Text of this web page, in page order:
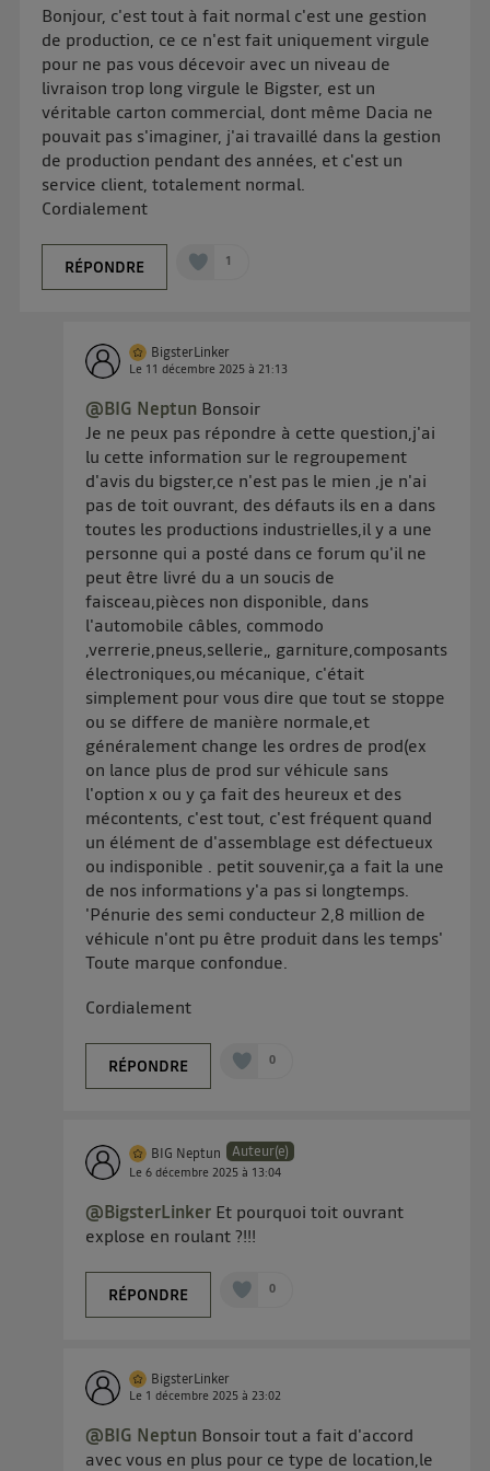
Bonjour, c'est tout à fait normal c'est une gestion
de production, ce ce n'est fait uniquement virgule
pour ne pas vous décevoir avec un niveau de
livraison trop long virgule le Bigster, est un
véritable carton commercial, dont même Dacia ne
pouvait pas s'imaginer, j'ai travaillé dans la gestion
de production pendant des années, et c'est un
service client, totalement normal.
Cordialement
RÉPONDRE 1
BigsterLinker
Le 11 décembre 2025 à21:13
@BIG Neptun Bonsoir
Je ne peux pas répondre à cette question,j'ai
lu cette information sur le regroupement
d'avis du bigster,ce n'est pas le mien ,je n'ai
pas de toit ouvrant, des défauts ils en a dans
toutes les productions industrielles,il y a une
personne qui a posté dans ce forum qu'il ne
peut être livré du a un soucis de
faisceau,pièces non disponible, dans
l'automobile câbles, commodo
,verrerie,pneus,sellerie,, garniture,composants
électroniques,ou mécanique, c'était
simplement pour vous dire que tout se stoppe
ou se differe de manière normale,et
généralement change les ordres de prod(ex
on lance plus de prod sur véhicule sans
l'option x ou y ça fait des heureux et des
mécontents, c'est tout, c'est fréquent quand
un élément de d'assemblage est défectueux
ou indisponible . petit souvenir,ça a fait la une
de nos informations y'a pas si longtemps.
'Pénurie des semi conducteur 2,8 million de
véhicule n'ont pu être produit dans les temps'
Toute marque confondue.
Cordialement
RÉPONDRE 0
BIG Neptun Auteur(e)
Le6 décembre 2025 à 13:04
@BigsterLinker Et pourquoi toit ouvrant
explose en roulant ?!!!
RÉPONDRE 0
BigsterLinker
Le 1 décembre 2025 à23:02
@BIG Neptun Bonsoir tout a fait d'accord
avec vous en plus pour ce type de location,le
Elle utilise un identifiant créé par votre opérateur
télécom basé sur votre adresse IP et une référence
de votre contrat internet (ex : votre numéro de
téléphone).
L'identifiant est associé à votre connexion internet.
Ainsi, toutes les personnes utilisant la même
connexion et ayant consenties se verront attribuer le
même identifiant. En général :
Pour uneconnexion foyer
Pour uneconnexion mobile
uniquement sur la navigation de l'utilisateur du mobile.
Vous pouvez à tout moment retirer ce consentement
« gérer Utiq » en bas de ce site. Pour plus
d'informations, veuillez consulter
d'information sur les données personnelles
d'Utiq.